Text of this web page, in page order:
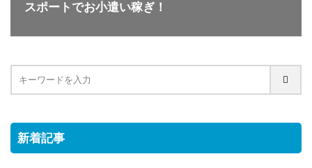
スポートでお小遣い稼ぎ！
新着記事